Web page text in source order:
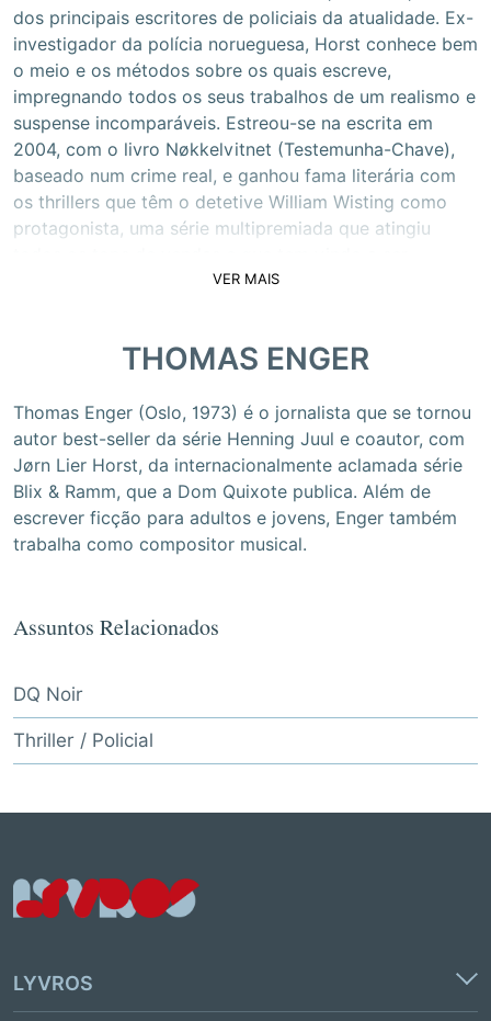
dos principais escritores de policiais da atualidade. Ex-
investigador da polícia norueguesa, Horst conhece bem
o meio e os métodos sobre os quais escreve,
impregnando todos os seus trabalhos de um realismo e
suspense incomparáveis. Estreou-se na escrita em
2004, com o livro Nøkkelvitnet (Testemunha-Chave),
baseado num crime real, e ganhou fama literária com
os thrillers que têm o detetive William Wisting como
protagonista, uma série multipremiada que atingiu
adaptada para televisão. Dos inúmeros prémios com
Fechada para o Inverno), o Prémio Riverton/ Revólver
Prémio Martin Beck 2014 (os três atribuídos a Cães de
Caça), e ainda o Prémio Petrona (para melhor romance
policial escandinavo do ano no Reino Unido), que
venceu por duas vezes, em 2016 (O Homem das
Cavernas) e em 2019 (O Código Katharina).
VER MAIS
THOMAS ENGER
Thomas Enger (Oslo, 1973) é o jornalista que se tornou
autor best-seller da série Henning Juul e coautor, com
Jørn Lier Horst, da internacionalmente aclamada série
Blix & Ramm, que a Dom Quixote publica. Além de
escrever ficção para adultos e jovens, Enger também
trabalha como compositor musical.
Assuntos Relacionados
DQ Noir
Thriller / Policial
LYVROS